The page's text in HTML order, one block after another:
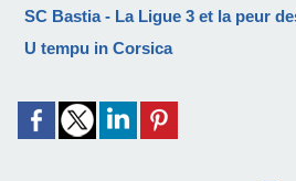
SC Bastia - La Ligue 3 et la peur
U tempu in Corsica